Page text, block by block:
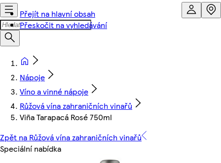
Přejít na hlavní obsah
Přeskočit na vyhledávání
Nápoje
Víno a vinné nápoje
Růžová vína zahraničních vinařů
Viña Tarapacá Rosé 750ml
Zpět na Růžová vína zahraničních vinařů
Speciální nabídka